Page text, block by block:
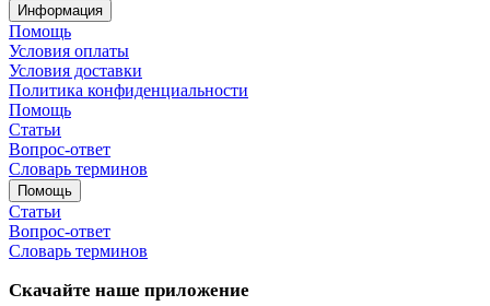
Информация
Помощь
Условия оплаты
Условия доставки
Политика конфиденциальности
Помощь
Статьи
Вопрос-ответ
Словарь терминов
Помощь
Статьи
Вопрос-ответ
Словарь терминов
Скачайте наше приложение